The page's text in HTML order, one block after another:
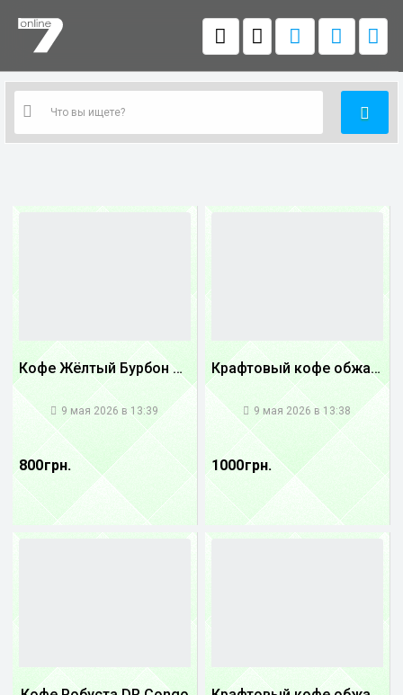
Кофе Жёлтый Бурбон Бразилия
9 мая 2026 в 13:39
800 грн.
Крафтовый кофе обжареный Танзания
9 мая 2026 в 13:38
1000 грн.